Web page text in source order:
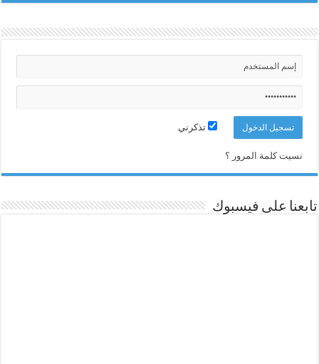
تذكرني
نسيت كلمة المرور ؟
تابعنا على فيسبوك